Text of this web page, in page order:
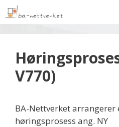
V770)
BA-Nettverket arrangerer
høringsprosess ang. NY